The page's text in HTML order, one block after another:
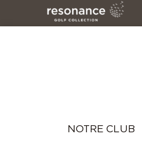
Resonance
NOTRE CLUB